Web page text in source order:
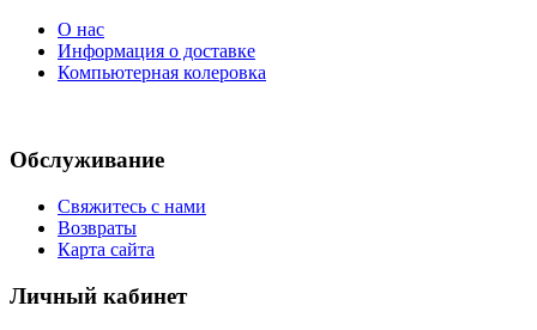
О нас
Информация о доставке
Компьютерная колеровка
Обслуживание
Свяжитесь с нами
Возвраты
Карта сайта
Личный кабинет